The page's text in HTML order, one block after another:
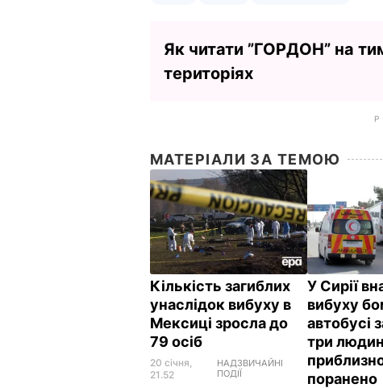
Як читати ”ГОРДОН” на
територіях
МАТЕРІАЛИ ЗА ТЕМОЮ
Кількість загиблих
унаслідок вибуху в
Мексиці зросла до
79 осіб
20 січня,
21.52
НАДЗВИЧАЙНІ
ПОДІЇ
У Сирії
вибуху
автобусі
три
поранено